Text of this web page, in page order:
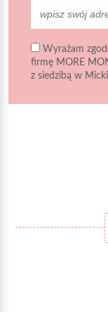
Wyrażam
firmę MORE
z siedzibą w